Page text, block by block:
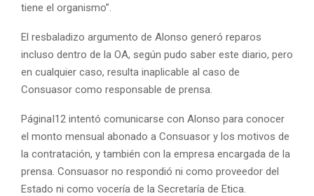
tiene el organismo”.
El resbaladizo argumento de Alonso generó reparos
incluso dentro de la OA, según pudo saber este diario, pero
en cualquier caso, resulta inaplicable al caso de
Consuasor como responsable de prensa.
PáginaI12 intentó comunicarse con Alonso para conocer
el monto mensual abonado a Consuasor y los motivos de
la contratación, y también con la empresa encargada de la
prensa. Consuasor no respondió ni como proveedor del
Estado ni como vocería de la Secretaría de Etica.